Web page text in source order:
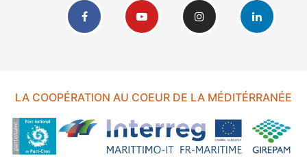
LA COOPÉRATION AU COEUR DE LA MÉDITÉRRANÉE